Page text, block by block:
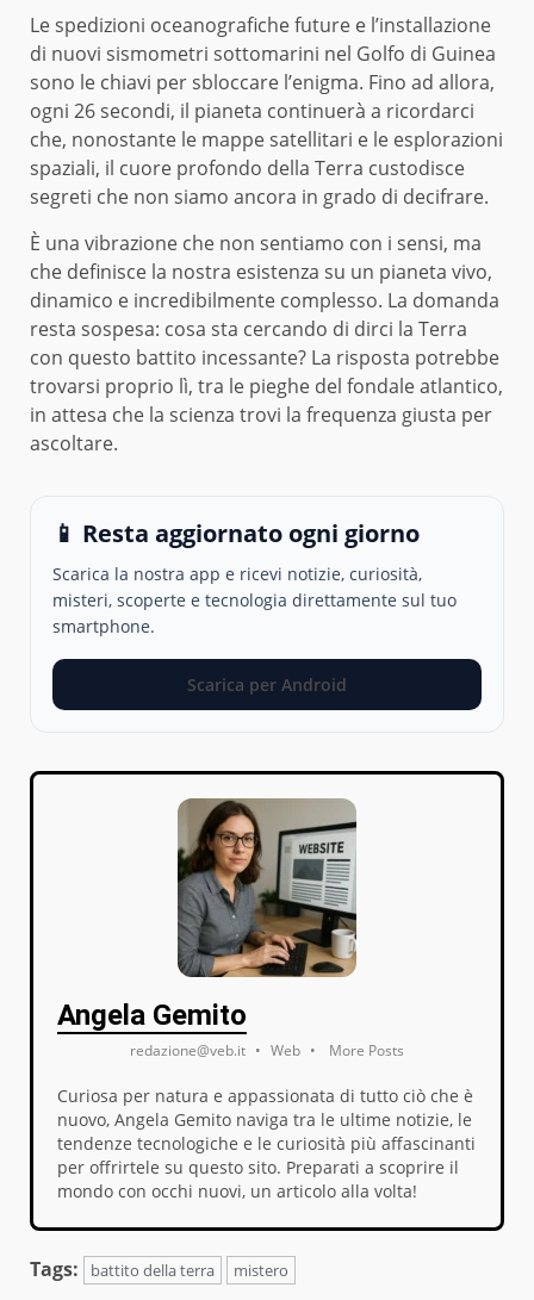
Le spedizioni oceanografiche future e l’installazione
di nuovi sismometri sottomarini nel Golfo di Guinea
sono le chiavi per sbloccare l’enigma. Fino ad allora,
ogni 26 secondi, il pianeta continuerà a ricordarci
che, nonostante le mappe satellitari e le esplorazioni
spaziali, il cuore profondo della Terra custodisce
segreti che non siamo ancora in grado di decifrare.
È una vibrazione che non sentiamo con i sensi, ma
che definisce la nostra esistenza su un pianeta vivo,
dinamico e incredibilmente complesso. La domanda
resta sospesa: cosa sta cercando di dirci la Terra
con questo battito incessante? La risposta potrebbe
trovarsi proprio lì, tra le pieghe del fondale atlantico,
in attesa che la scienza trovi la frequenza giusta per
ascoltare.
📱 Resta aggiornato ogni giorno
Scarica la nostra app e ricevi notizie, curiosità,
misteri, scoperte e tecnologia direttamente sul tuo
smartphone.
Scarica per Android
Angela Gemito
redazione@veb.it • Web • More Posts
Curiosa per natura e appassionata di tutto ciò che è
nuovo, Angela Gemito naviga tra le ultime notizie, le
tendenze tecnologiche e le curiosità più affascinanti
per offrirtele su questo sito. Preparati a scoprire il
mondo con occhi nuovi, un articolo alla volta!
Tags: battito della terra mistero